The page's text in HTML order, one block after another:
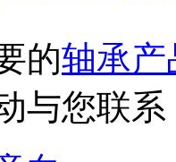
的轴承产
与您联系